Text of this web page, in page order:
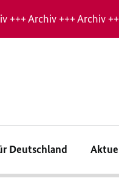
+++ Archiv +++ Archiv
Deutschland